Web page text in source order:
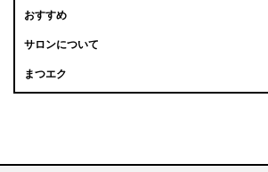
おすすめ
サロンについて
まつエク